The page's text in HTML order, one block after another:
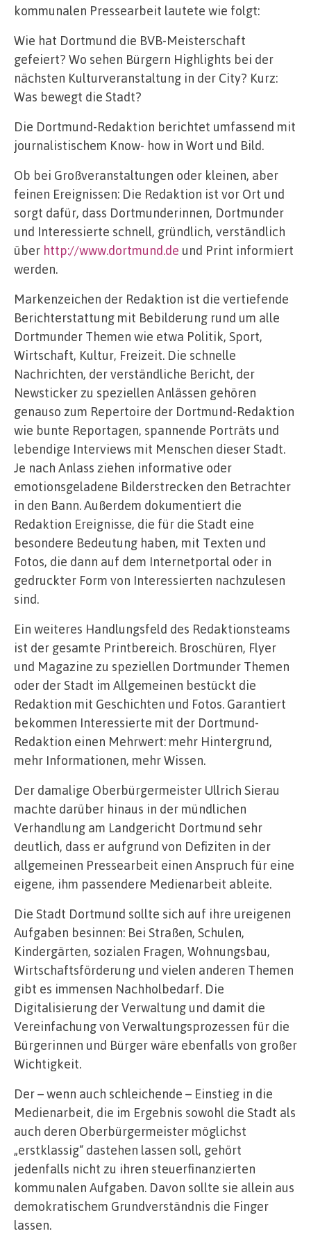
kommunalen Pressearbeit lautete wie folgt:
Wie hat Dortmund die BVB-Meisterschaft
gefeiert? Wo sehen Bürgern Highlights bei der
nächsten Kulturveranstaltung in der City? Kurz:
Was bewegt die Stadt?
Die Dortmund-Redaktion berichtet umfassend mit
journalistischem Know- how in Wort und Bild.
Ob bei Großveranstaltungen oder kleinen, aber
feinen Ereignissen: Die Redaktion ist vor Ort und
sorgt dafür, dass Dortmunderinnen, Dortmunder
und Interessierte schnell, gründlich, verständlich
über http://www.dortmund.de und Print informiert
werden.
Markenzeichen der Redaktion ist die vertiefende
Berichterstattung mit Bebilderung rund um alle
Dortmunder Themen wie etwa Politik, Sport,
Wirtschaft, Kultur, Freizeit. Die schnelle
Nachrichten, der verständliche Bericht, der
Newsticker zu speziellen Anlässen gehören
genauso zum Repertoire der Dortmund-Redaktion
wie bunte Reportagen, spannende Porträts und
lebendige Interviews mit Menschen dieser Stadt.
Je nach Anlass ziehen informative oder
emotionsgeladene Bilderstrecken den Betrachter
in den Bann. Außerdem dokumentiert die
Redaktion Ereignisse, die für die Stadt eine
besondere Bedeutung haben, mit Texten und
Fotos, die dann auf dem Internetportal oder in
gedruckter Form von Interessierten nachzulesen
sind.
Ein weiteres Handlungsfeld des Redaktionsteams
ist der gesamte Printbereich. Broschüren, Flyer
und Magazine zu speziellen Dortmunder Themen
oder der Stadt im Allgemeinen bestückt die
Redaktion mit Geschichten und Fotos. Garantiert
bekommen Interessierte mit der Dortmund-
Redaktion einen Mehrwert: mehr Hintergrund,
mehr Informationen, mehr Wissen.
Der damalige Oberbürgermeister Ullrich Sierau
machte darüber hinaus in der mündlichen
Verhandlung am Landgericht Dortmund sehr
deutlich, dass er aufgrund von Defiziten in der
allgemeinen Pressearbeit einen Anspruch für eine
eigene, ihm passendere Medienarbeit ableite.
Die Stadt Dortmund sollte sich auf ihre ureigenen
Aufgaben besinnen: Bei Straßen, Schulen,
Kindergärten, sozialen Fragen, Wohnungsbau,
Wirtschaftsförderung und vielen anderen Themen
gibt es immensen Nachholbedarf. Die
Digitalisierung der Verwaltung und damit die
Vereinfachung von Verwaltungsprozessen für die
Bürgerinnen und Bürger wäre ebenfalls von großer
Wichtigkeit.
Der – wenn auch schleichende – Einstieg in die
Medienarbeit, die im Ergebnis sowohl die Stadt als
auch deren Oberbürgermeister möglichst
„erstklassig“ dastehen lassen soll, gehört
jedenfalls nicht zu ihren steuerfinanzierten
kommunalen Aufgaben. Davon sollte sie allein aus
demokratischem Grundverständnis die Finger
lassen.